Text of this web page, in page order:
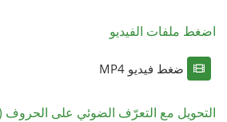
اضغط ملفات الفيديو
ضغط فيديو MP4
التحويل مع التعرّف الضوئي على الحروف (OCR)